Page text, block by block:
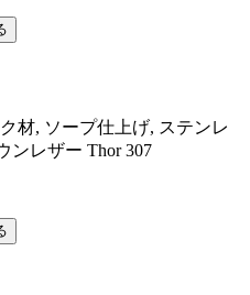
材, ソープ仕上げ, ステンレ
ンレザー Thor 307